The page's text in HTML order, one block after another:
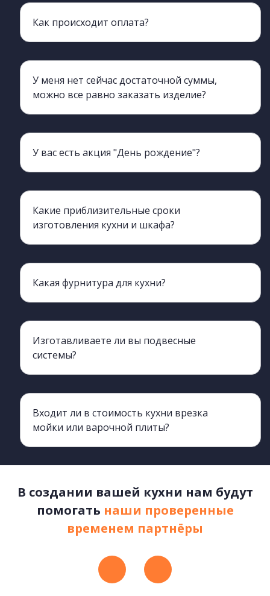
Как происходит оплата?
У меня нет сейчас достаточной суммы,
можно все равно заказать изделие?
У вас есть акция "День рождение"?
Какие приблизительные сроки
изготовления кухни и шкафа?
Какая фурнитура для кухни?
Изготавливаете ли вы подвесные
системы?
Входит ли в стоимость кухни врезка
мойки или варочной плиты?
В создании вашей кухни нам будут
помогать наши проверенные
временем партнёры